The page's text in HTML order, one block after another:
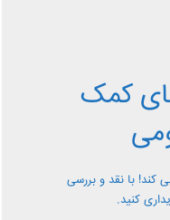
کمک
کند! با نقد و بررسی
کنید.
های
بررسی آن ها کاملا